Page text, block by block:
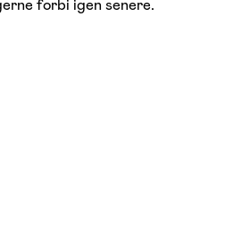
forbi igen senere.